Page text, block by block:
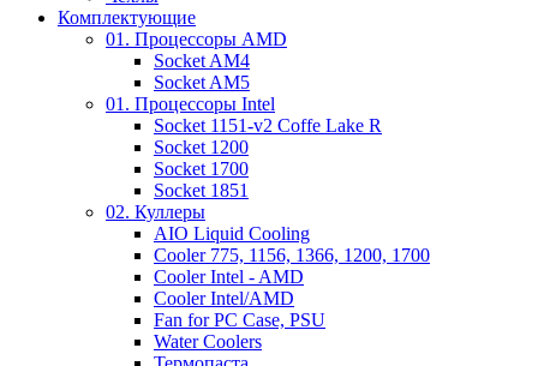
Комплектующие
01. Процессоры AMD
Socket AM4
Socket AM5
01. Процессоры Intel
Socket 1151-v2 Coffe Lake R
Socket 1200
Socket 1700
Socket 1851
02. Куллеры
AIO Liquid Cooling
Cooler 775, 1156, 1366, 1200, 1700
Cooler Intel - AMD
Cooler Intel/AMD
Fan for PC Case, PSU
Water Coolers